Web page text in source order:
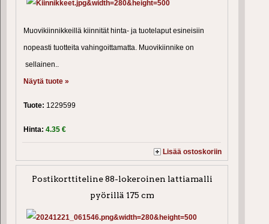
Muovikiinnikkeillä kiinnität hinta- ja tuotelaput esineisiin
nopeasti tuotteita vahingoittamatta. Muovikiinnike on
sellainen..
Näytä tuote »
Tuote: 1229599
Hinta: 4.35 €
Lisää ostoskoriin
Postikorttiteline 88-lokeroinen lattiamalli
pyörillä 175 cm